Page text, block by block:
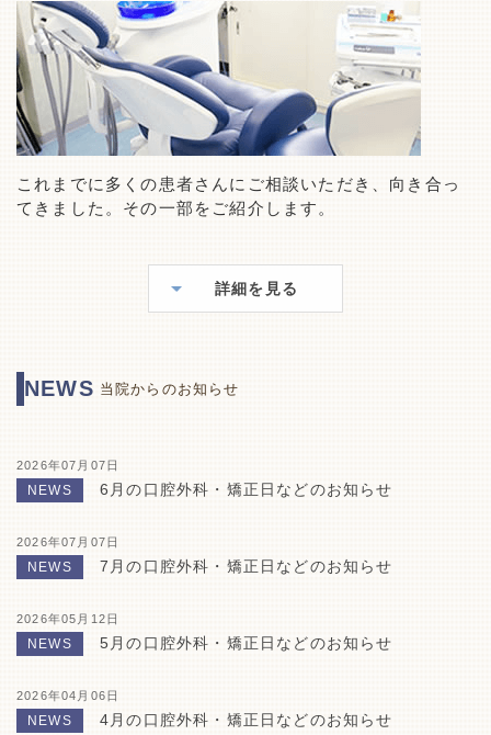
これまでに多くの患者さんにご相談いただき、向き合っ
てきました。その一部をご紹介します。
詳細を見る
NEWS 当院からのお知らせ
2026年07月07日
NEWS 6月の口腔外科・矯正日などのお知らせ
2026年07月07日
NEWS 7月の口腔外科・矯正日などのお知らせ
2026年05月12日
NEWS 5月の口腔外科・矯正日などのお知らせ
2026年04月06日
NEWS 4月の口腔外科・矯正日などのお知らせ